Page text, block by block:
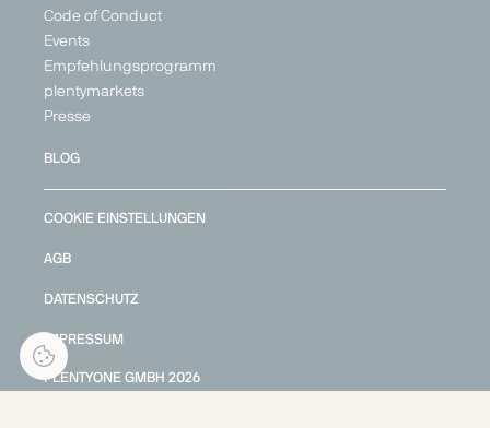
Code of Conduct
Events
Empfehlungsprogramm
plentymarkets
Presse
BLOG
COOKIE EINSTELLUNGEN
AGB
DATENSCHUTZ
IMPRESSUM
PLENTYONE GMBH 2026